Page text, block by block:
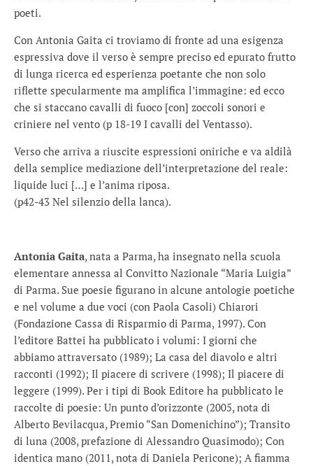
poeti.
Con Antonia Gaita ci troviamo di fronte ad una esigenza
espressiva dove il verso è sempre preciso ed epurato frutto
di lunga ricerca ed esperienza poetante che non solo
riflette specularmente ma amplifica l’immagine: ed ecco
che si staccano cavalli di fuoco [con] zoccoli sonori e
criniere nel vento (p 18-19 I cavalli del Ventasso).
Verso che arriva a riuscite espressioni oniriche e va aldilà
della semplice mediazione dell’interpretazione del reale:
liquide luci […] e l’anima riposa.
(p42-43 Nel silenzio della lanca).
Antonia Gaita, nata a Parma, ha insegnato nella scuola
elementare annessa al Convitto Nazionale “Maria Luigia”
di Parma. Sue poesie figurano in alcune antologie poetiche
e nel volume a due voci (con Paola Casoli) Chiarori
(Fondazione Cassa di Risparmio di Parma, 1997). Con
l’editore Battei ha pubblicato i volumi: I giorni che
abbiamo attraversato (1989); La casa del diavolo e altri
racconti (1992); Il piacere di scrivere (1998); Il piacere di
leggere (1999). Per i tipi di Book Editore ha pubblicato le
raccolte di poesie: Un punto d’orizzonte (2005, nota di
Alberto Bevilacqua, Premio “San Domenichino”); Transito
di luna (2008, prefazione di Alessandro Quasimodo); Con
identica mano (2011, nota di Daniela Pericone); A fiamma